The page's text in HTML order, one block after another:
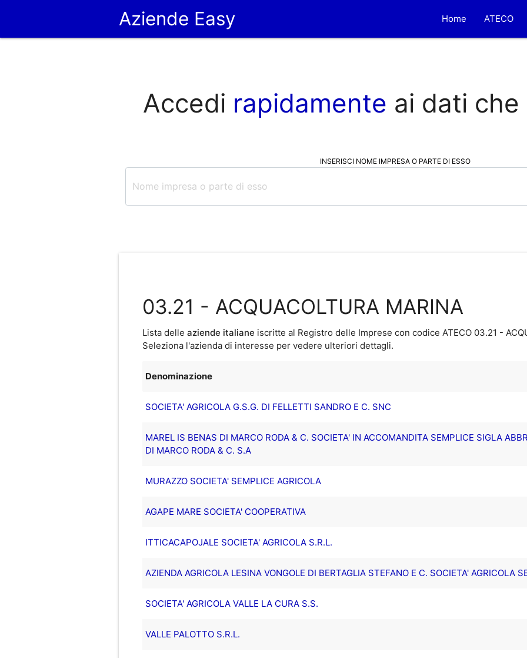
Aziende Easy Home ATECO
Accedi rapidamente ai dati
INSERISCI NOME IMPRESA O PARTE DI ESSO
03.21 - ACQUACOLTURA MARINA
Lista delle aziende italiane iscritte al Registro delle Imprese con codice ATECO 03.21 -
Seleziona l'azienda di interesse per vedere ulteriori dettagli.
Denominazione
SOCIETA' AGRICOLA G.S.G. DI FELLETTI SANDRO E C. SNC
MAREL IS BENAS DI MARCO RODA & C. SOCIETA' IN ACCOMANDITA SEMPLICE SIGLA
DI MARCO RODA & C. S.A
MURAZZO SOCIETA' SEMPLICE AGRICOLA
AGAPE MARE SOCIETA' COOPERATIVA
ITTICACAPOJALE SOCIETA' AGRICOLA S.R.L.
AZIENDA AGRICOLA LESINA VONGOLE DI BERTAGLIA STEFANO E C. SOCIETA' AGRICOLA
SOCIETA' AGRICOLA VALLE LA CURA S.S.
VALLE PALOTTO S.R.L.